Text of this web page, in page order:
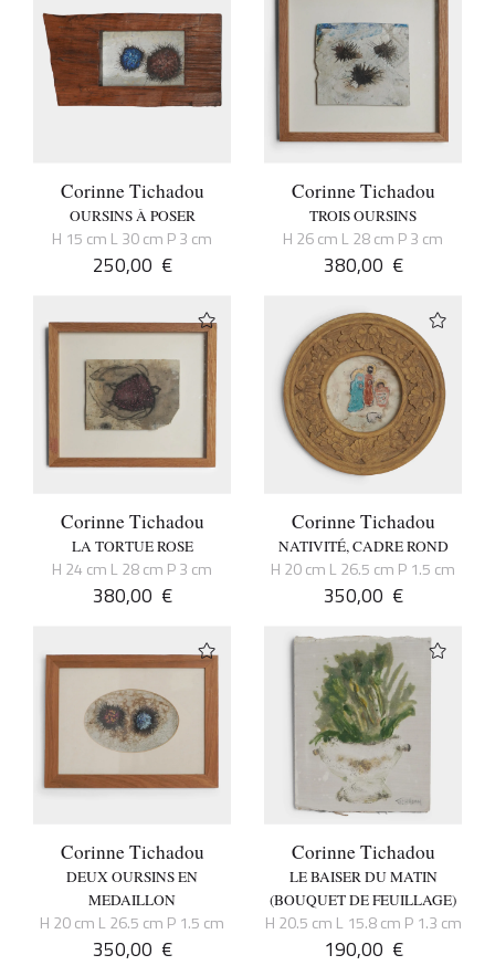
Corinne Tichadou
OURSINS À POSER
H 15 cm L 30 cm P 3 cm
250,00 €
Corinne Tichadou
TROIS OURSINS
H 26 cm L 28 cm P 3 cm
380,00 €
Corinne Tichadou
LA TORTUE ROSE
H 24 cm L 28 cm P 3 cm
380,00 €
Corinne Tichadou
NATIVITÉ, CADRE ROND
H 20 cm L 26.5 cm P 1.5 cm
350,00 €
Corinne Tichadou
DEUX OURSINS EN
MEDAILLON
H 20 cm L 26.5 cm P 1.5 cm
350,00 €
Corinne Tichadou
LE BAISER DU MATIN
(BOUQUET DE FEUILLAGE)
H 20.5 cm L 15.8 cm P 1.3 cm
190,00 €